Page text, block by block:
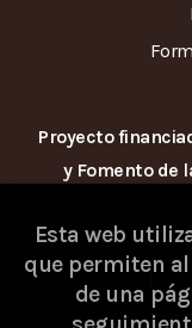
Proyecto
y Fomento de
Esta web
que permiten
de una